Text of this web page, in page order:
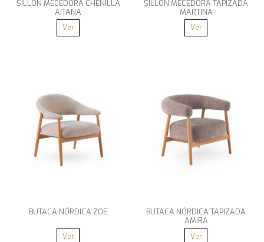
SILLÓN MECEDORA CHENILLA
AITANA
Ver
SILLÓN MECEDORA TAPIZADA
MARTINA
Ver
BUTACA NÓRDICA ZOE
Ver
BUTACA NÓRDICA TAPIZADA
AMIRA
Ver